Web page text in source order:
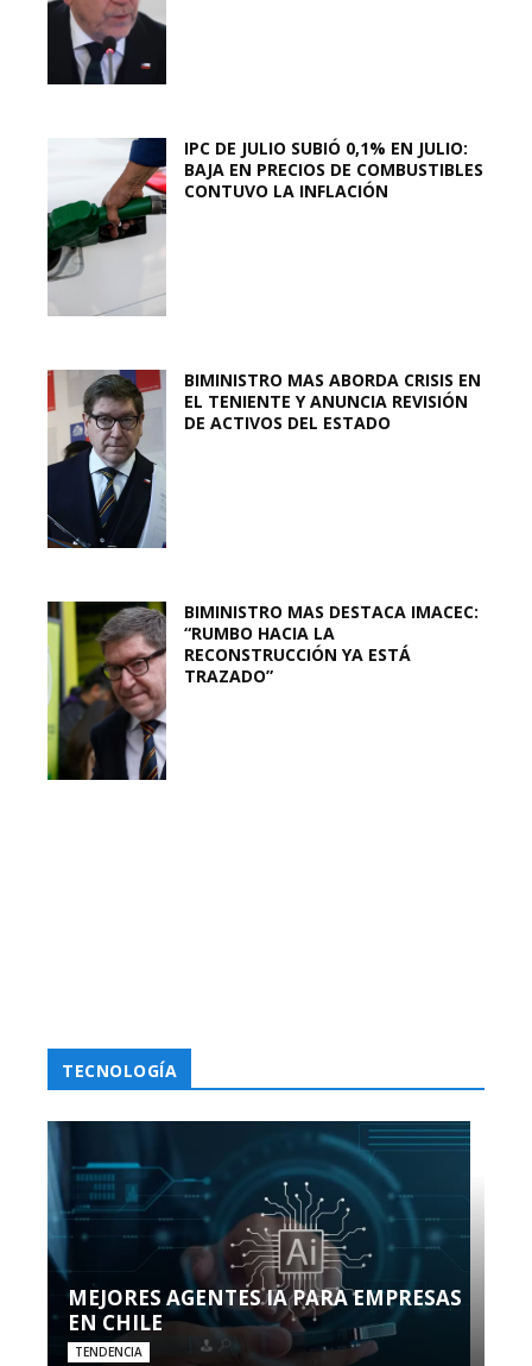
IPC DE JULIO SUBIÓ 0,1% EN JULIO:
BAJA EN PRECIOS DE COMBUSTIBLES
CONTUVO LA INFLACIÓN
BIMINISTRO MAS ABORDA CRISIS EN
EL TENIENTE Y ANUNCIA REVISIÓN
DE ACTIVOS DEL ESTADO
BIMINISTRO MAS DESTACA IMACEC:
“RUMBO HACIA LA
RECONSTRUCCIÓN YA ESTÁ
TRAZADO”
TECNOLOGÍA
MEJORES AGENTES IA PARA EMPRESAS
EN CHILE
TENDENCIA